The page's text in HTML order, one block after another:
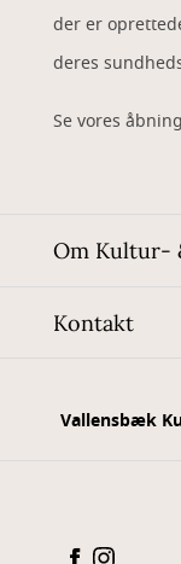
der er
deres
Se vores
Om Kultur-
Kontakt
Vallensbæk